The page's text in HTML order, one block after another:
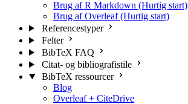
Brug af R Markdown (Hurtig start)
Brug af Overleaf (Hurtig start)
Referencestyper
Felter
BibTeX FAQ
Citat- og bibliografistile
BibTeX ressourcer
Blog
Overleaf + CiteDrive